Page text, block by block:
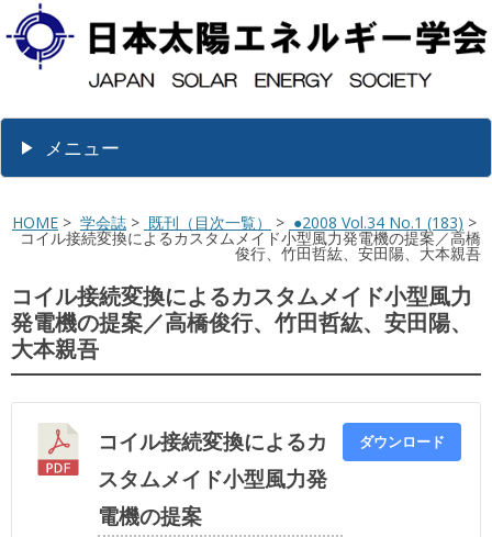
メニュー
HOME > 学会誌 > 既刊（目次一覧） > ●2008 Vol.34 No.1 (183) >
コイル接続変換によるカスタムメイド小型風力発電機の提案／高橋
俊行、竹田哲紘、安田陽、大本親吾
コイル接続変換によるカスタムメイド小型風力
発電機の提案／高橋俊行、竹田哲紘、安田陽、
大本親吾
コイル接続変換によるカ
スタムメイド小型風力発
電機の提案
ダウンロード